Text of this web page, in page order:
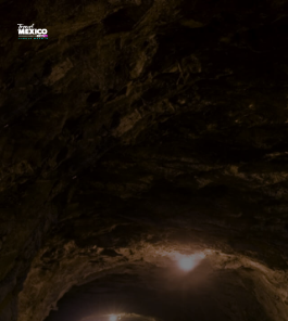
Skip to main content